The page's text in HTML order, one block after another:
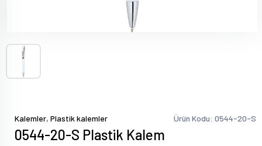
Kalemler, Plastik kalemler Ürün Kodu: 0544-20-S
0544-20-S Plastik Kalem